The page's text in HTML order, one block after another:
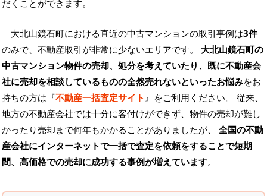
だくことができます。
大北山鏡石町における直近の中古マンションの取引事例は3件
のみで、不動産取引が非常に少ないエリアです。 大北山鏡石町の
中古マンション物件の売却、処分を考えていたり、既に不動産会
社に売却を相談しているものの全然売れないといったお悩みをお
持ちの方は『不動産一括査定サイト 』をご利用ください。 従来、
地方の不動産会社では十分に客付けができず、物件の売却が難し
かったり売却まで何年もかかることがありましたが、 全国の不動
産会社にインターネットで一括で査定を依頼をすることで短期
間、高価格での売却に成功する事例が増えています。